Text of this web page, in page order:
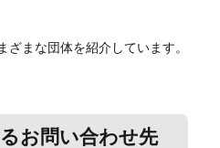
まな団体を紹介しています。
お問い合わせ先